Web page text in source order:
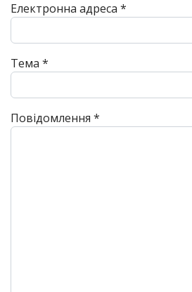
Електронна адреса *
Тема *
Повідомлення *